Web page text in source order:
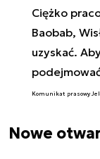
Ciężko
Baobab,
uzyskać.
Komunikat prasowy
Nowe